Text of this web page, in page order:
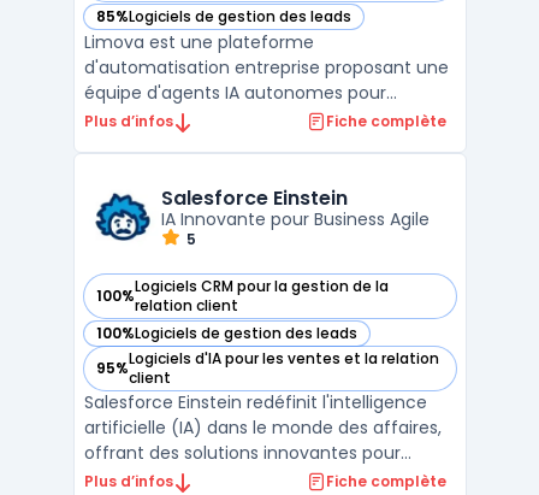
85%Logiciels de gestion des leads
— voir Limova dans cette catégorie
Limova est une plateforme
d'automatisation entreprise proposant une
équipe d'agents IA autonomes pour
exécuter tâches récurrentes sans
virtuels spécialisés couvrant marketing,
service client, prospection ...
Plus d’infos Fiche complète
Salesforce Einstein
IA Innovante pour Business Agile
5
100%Logiciels CRM pour la gestion de la
relation client
— voir Salesforce Einstein dans cette catégorie
100%Logiciels de gestion des leads
— voir Salesforce Einstein dans cette catégorie
95%Logiciels d'IA pour les ventes et la relation
client
— voir Salesforce Einstein dans cette catégorie
Salesforce Einstein redéfinit l'intelligence
artificielle (IA) dans le monde des affaires,
offrant des solutions innovantes pour
transformer l'engagement client et la prise
Plus d’infos Fiche complète